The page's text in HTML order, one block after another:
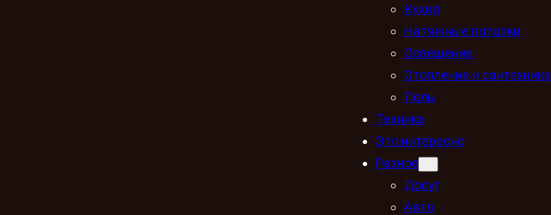
Кухня
Натяжные потолки
Освещение
Отопление и сантехника
Полы
Техника
Это интересно
Разное
Досуг
Авто